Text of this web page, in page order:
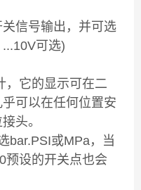
信号输出，并可选
可选)
，它的显示可在二
可以在任何位置安
头。
bar.PSI或MPa，当
预设的开关点也会